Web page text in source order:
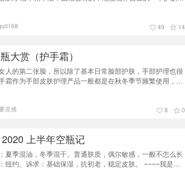
妈期会爆痘在下巴附近、但平常不太长痘。 整理了12款自
错的产品，都是空瓶后可以回购的产品，希望能带给宝宝们
49 14
大赏（护手霜）
人的第二张脸，所以除了基本日常脸部护肤，手部护理也很
霜作为手部皮肤护理产品一般都是在秋冬季节频繁使用，然
部皮肤需要更多的护理，所以护手霜的空瓶速度也跟着加快
大家分享几款平价好用的护手霜。 1.科颜氏护手霜科颜氏这
灵感 8 0
上半年空瓶记
夏季混油，冬季混干。普通肤质，偶尔敏感，一般不怎么长
纽约。诉求：基础保湿，抗初老，稳定皮肤。 ~~~~我是一
好，乳化速度非常快，洗掉之后也不紧绷。已回购2大罐。2.